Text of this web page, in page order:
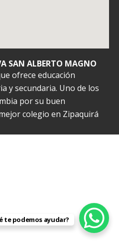
SAN ALBERTO MAGNO
ofrece educación
y secundaria. Uno de los
por su buen
colegio en Zipaquirá
te podemos ayudar?